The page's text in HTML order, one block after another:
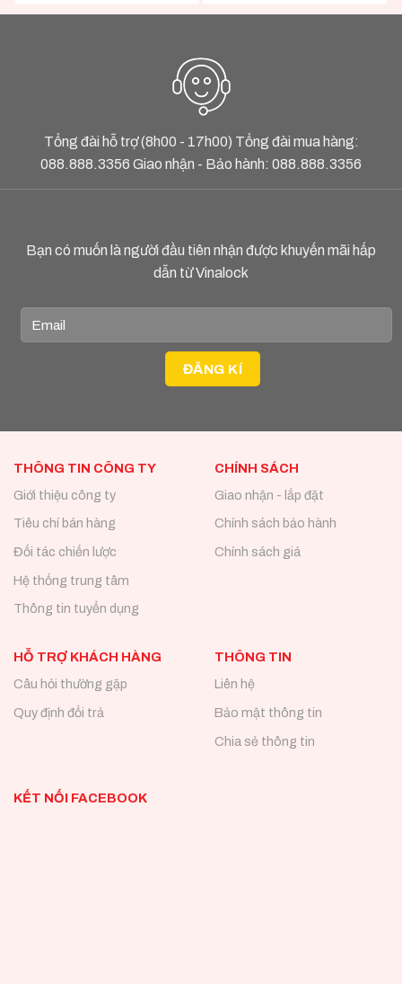
Tổng đài hỗ trợ (8h00 - 17h00) Tổng đài mua hàng:
088.888.3356 Giao nhận - Bảo hành: 088.888.3356
Bạn có muốn là người đầu tiên nhận được khuyến mãi hấp
dẫn từ Vinalock
THÔNG TIN CÔNG TY
Giới thiệu công ty
Tiêu chí bán hàng
Đối tác chiến lược
Hệ thống trung tâm
Thông tin tuyển dụng
CHÍNH SÁCH
Giao nhận - lắp đặt
Chính sách bảo hành
Chính sách giá
HỖ TRỢ KHÁCH HÀNG
Câu hỏi thường gặp
Quy định đổi trả
THÔNG TIN
Liên hệ
Bảo mật thông tin
Chia sẻ thông tin
KẾT NỐI FACEBOOK